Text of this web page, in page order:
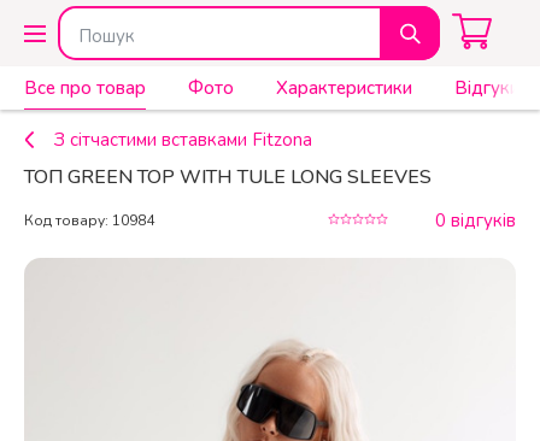
Все про товар Фото Характеристики Відгуки
З сітчастими вставками Fitzona
ТОП GREEN TOP WITH TULE LONG SLEEVES
0 відгуків
Код товару: 10984
КУПИТИ 1 800 ₴